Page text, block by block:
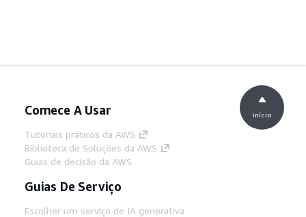
Comece A Usar
Tutoriais práticos da AWS
Biblioteca de Soluções da AWS
Guias de decisão da AWS
Guias De Serviço
Escolher um serviço de IA generativa
início